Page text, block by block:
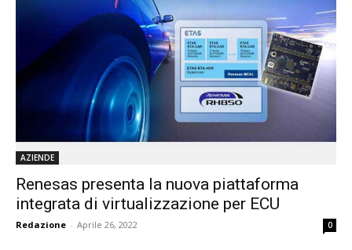
AZIENDE
Renesas presenta la nuova piattaforma
integrata di virtualizzazione per ECU
Redazione - Aprile 26, 2022 0